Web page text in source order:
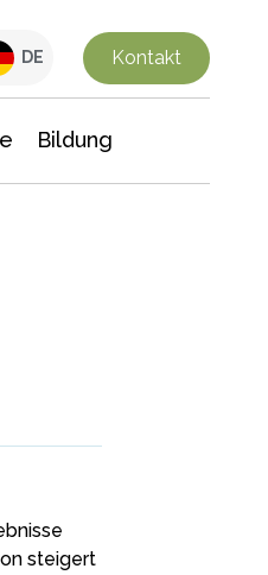
DE Kontakt
Bildung
steigert